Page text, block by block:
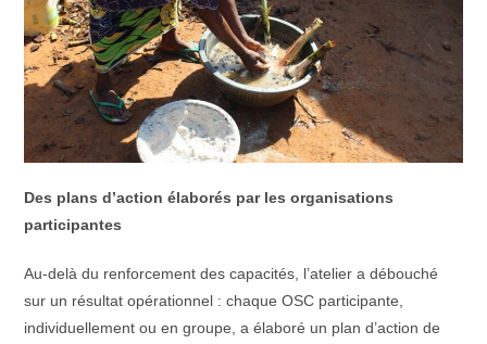
Des plans d’action élaborés par les organisations
participantes
Au-delà du renforcement des capacités, l’atelier a débouché
sur un résultat opérationnel : chaque OSC participante,
individuellement ou en groupe, a élaboré un plan d’action de